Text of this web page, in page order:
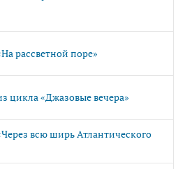
рассветной поре»
цикла «Джазовые вечера»
всю ширь Атлантического